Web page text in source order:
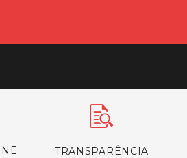
TRANSPARÊNCIA